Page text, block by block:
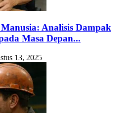
Analisis Dampak
Masa Depan...
13, 2025